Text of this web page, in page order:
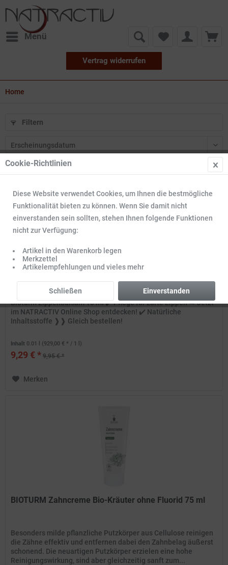
Menü
Vertrag widerrufen
Home
Filtern
BIOTURM Lippenbalsam 10 ml
Bioturm Lippenbalsam 10 ml ✔️ Pflege für zarte Lippen ➡️ Jetzt
im NATRACTIV Online Shop entdecken! ✔️ Natürliche
Inhaltsstoffe ❱❱ Gleich bestellen!
Inhalt 0.01 l (929,00 € * / 1 l)
9,29 € * 9,95 € *
Merken
BIOTURM Zahncreme Bio-Kräuter ohne Fluorid 75 ml
Besonders milde pflanzliche Putzkörper aus Cellulose reinigen
die Zähne effektiv und entfernen dabei den Zahnbelag äußerst
schonend. Die neuartigen Putzkörper erzielen eine hohe
Reinigungswirkung, sind aber gleichzeitig sanft zum...
Cookie-Richtlinien
Diese Website verwendet Cookies, um Ihnen die bestmögliche
Funktionalität bieten zu können. Wenn Sie damit nicht
einverstanden sein sollten, stehen Ihnen folgende Funktionen
nicht zur Verfügung:
Artikel in den Warenkorb legen
Merkzettel
Artikelempfehlungen und vieles mehr
Einverstanden
Schließen